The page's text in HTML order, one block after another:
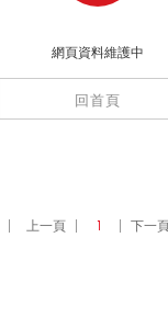
網頁資料維護中
回首頁
上一頁 1 下一